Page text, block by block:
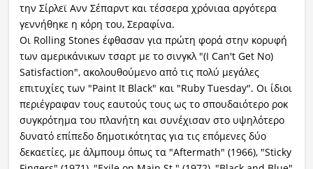
την Σίρλεϊ Ανν Σέπαρντ και τέσσερα χρόνιαα αργότερα
γεννήθηκε η κόρη του, Σεραφίνα.
Οι Rolling Stones έφθασαν για πρώτη φορά στην κορυφή
των αμερικάνικων τσαρτ με το σινγκλ "(I Can't Get No)
Satisfaction", ακολουθούμενο από τις πολύ μεγάλες
επιτυχίες των "Paint It Black" και "Ruby Tuesday". Οι ίδιοι
περιέγραφαν τους εαυτούς τους ως το σπουδαιότερο ροκ
συγκρότημα του πλανήτη και συνέχισαν στο υψηλότερο
δυνατό επίπεδο δημοτικότητας για τις επόμενες δύο
δεκαετίες, με άλμπουμ όπως τα "Aftermath" (1966), "Sticky